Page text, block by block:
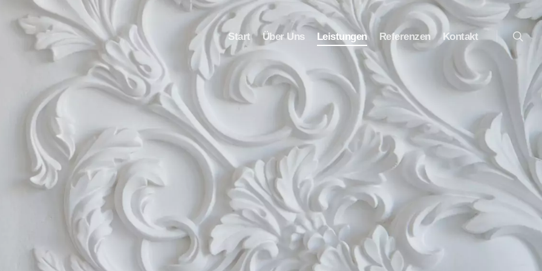
Start Über Uns Leistungen Referenzen Kontakt